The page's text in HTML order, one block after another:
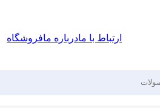
ارتباط با مادرباره مافروشگاه